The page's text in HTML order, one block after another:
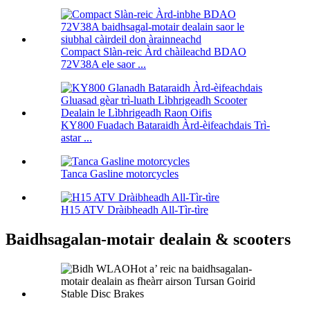
Compact Slàn-reic Àrd chàileachd BDAO
72V38A ele saor ...
KY800 Fuadach Bataraidh Àrd-èifeachdais Trì-
astar ...
Tanca Gasline motorcycles
H15 ATV Dràibheadh ​​​​All-Tìr-tìre
Baidhsagalan-motair dealain & scooters